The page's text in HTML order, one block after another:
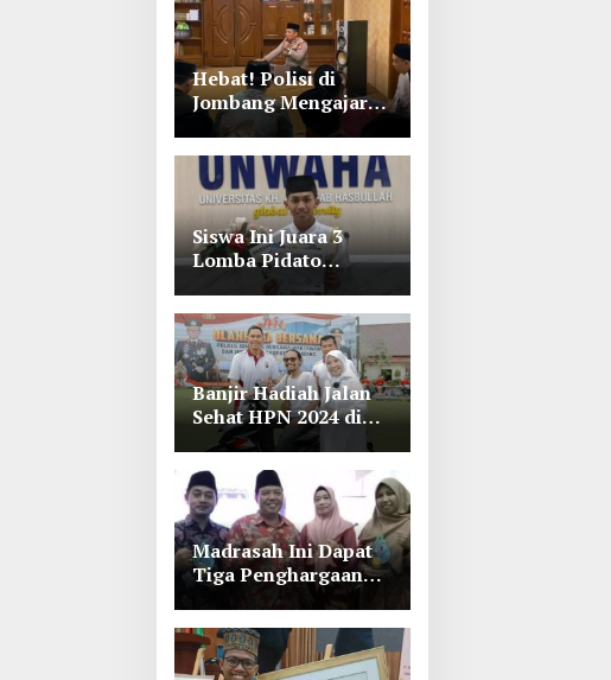
Hebat! Polisi di
Jombang Mengajar
Para Santri Mengaji
Siswa Ini Juara 3
Lomba Pidato
Bahasa Arab se Jawa
Timur-Bali di
Unwaha Jombang
Banjir Hadiah Jalan
Sehat HPN 2024 di
Polres Jombang,
Lihat Tuh Wartawan
Dapat Motor
Madrasah Ini Dapat
Tiga Penghargaan
Jombang